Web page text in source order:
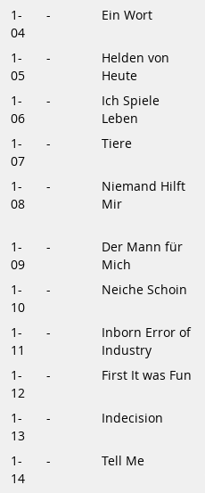
1-
04
- Ein Wort
1-
05
-
Helden von
Heute
1-
06
-
Ich Spiele
Leben
1-
07
- Tiere
1-
08
-
Niemand Hilft
Mir
1-
09
-
Der Mann für
Mich
1-
10
- Neiche Schoin
1-
11
-
Inborn Error of
Industry
1-
12
- First It was Fun
1-
13
- Indecision
1-
14
- Tell Me